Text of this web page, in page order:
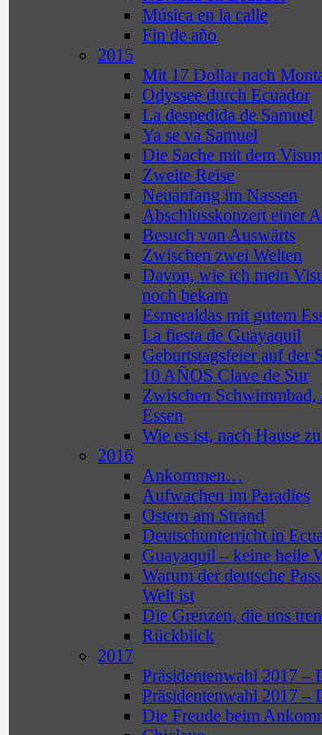
Música en la calle
Fin de año
2015
Mit 17 Dollar nach
Odyssee durch Ecuador
La despedida de Samuel
Ya se va Samuel
Die Sache mit dem
Zweite Reise
Neuanfang im Nassen
Abschlusskonzert einer
Besuch von Auswärts
Zwischen zwei Welten
Davon, wie ich mein
noch bekam
Esmeraldas mit gutem
La fiesta de Guayaquil
Geburtstagsfeier auf der
10 AÑOS Clave de Sur
Zwischen Schwimmbad,
Essen
Wie es ist, nach Hause
2016
Ankommen…
Aufwachen im Paradies
Ostern am Strand
Deutschunterricht in
Guayaquil – keine heile
Warum der deutsche
Welt ist
Die Grenzen, die uns
Rückblick
2017
Präsidentenwahl 2017 –
Präsidentenwahl 2017 –
Die Freude beim